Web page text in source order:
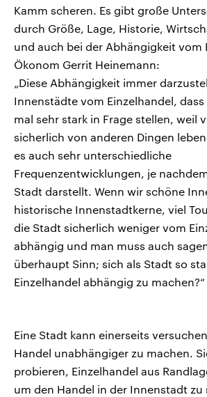
Kamm scheren. Es gibt große
durch Größe, Lage, Historie,
und auch bei der Abhängigkeit vom
Ökonom Gerrit Heinemann:
„Diese Abhängigkeit immer
Innenstädte vom Einzelhandel,
mal sehr stark in Frage stellen, weil
sicherlich von anderen Dingen
es auch sehr unterschiedliche
Frequenzentwicklungen, je
Stadt darstellt. Wenn wir schöne
historische Innenstadtkerne, viel
die Stadt sicherlich weniger vom
abhängig und man muss auch
überhaupt Sinn; sich als Stadt so
Einzelhandel abhängig zu machen?“
Eine Stadt kann einerseits
Handel unabhängiger zu machen.
probieren, Einzelhandel aus
um den Handel in der Innenstadt zu